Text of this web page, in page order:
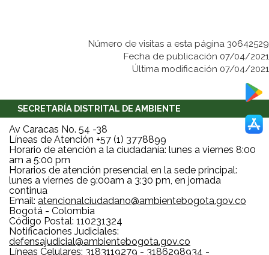
Número de visitas a esta página 30642529
Fecha de publicación 07/04/2021
Última modificación 07/04/2021
SECRETARÍA DISTRITAL DE AMBIENTE
Av Caracas No. 54 -38
Líneas de Atención +57 (1) 3778899
Horario de atención a la ciudadanía: lunes a viernes 8:00
am a 5:00 pm
Horarios de atención presencial en la sede principal:
lunes a viernes de 9:00am a 3:30 pm, en jornada
continua
Email: atencionalciudadano@ambientebogota.gov.co
Bogotá - Colombia
Código Postal: 110231324
Notificaciones Judiciales:
defensajudicial@ambientebogota.gov.co
Líneas Celulares: 3183119279 - 3186298934 -